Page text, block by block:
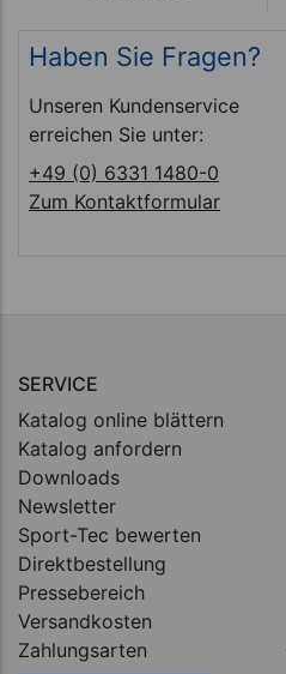
Haben Sie Fragen?
Unseren Kundenservice
erreichen Sie unter:
+49 (0) 6331 1480-0
Zum Kontaktformular
SERVICE
Katalog online blättern
Katalog anfordern
Downloads
Newsletter
Sport-Tec bewerten
Direktbestellung
Pressebereich
Versandkosten
Zahlungsarten